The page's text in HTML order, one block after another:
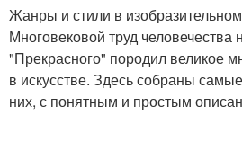
Жанры и стили в изобразительном
Многовековой труд человечества
"Прекрасного" породил великое
в искусстве. Здесь собраны
них, с понятным и простым